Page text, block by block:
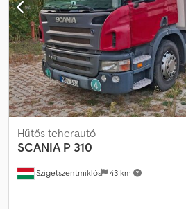
Szigetszentmiklós 43 km
Hűtős teherautó
SCANIA P 310